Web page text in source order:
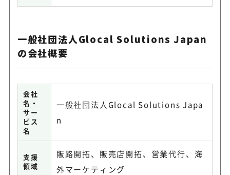
一般社団法人Glocal Solutions Japan
の会社概要
会社
名・
サー
ビス
名
一般社団法人Glocal Solutions Japa
n
支援
領域
販路開拓、販売店開拓、営業代行、海
外マーケティング